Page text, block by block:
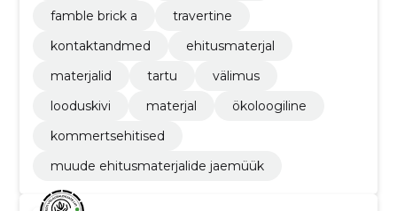
famble brick a
travertine
kontaktandmed
ehitusmaterjal
materjalid
tartu
välimus
looduskivi
materjal
ökoloogiline
kommertsehitised
muude ehitusmaterjalide jaemüük